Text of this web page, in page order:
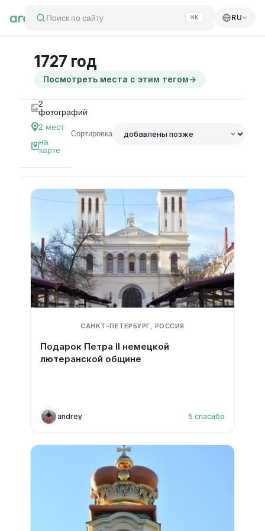
Поиск по сайту ⌘K RU
1727 год
Посмотреть места с этим тегом→
2
фотографий
2 мест
на
карте
Сортировка
САНКТ-ПЕТЕРБУРГ, РОССИЯ
Подарок Петра II немецкой
лютеранской общине
andrey 5 спасибо